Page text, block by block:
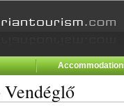
Vendéglő